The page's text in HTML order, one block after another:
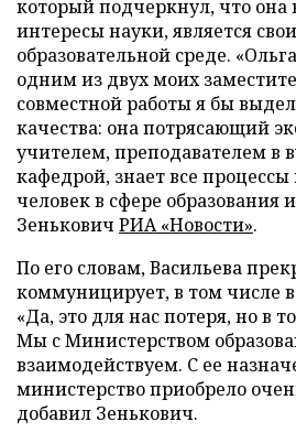
который подчеркнул, что она
интересы науки, является
образовательной среде.
одним из двух моих
совместной работы я бы
качества: она потрясающий
учителем, преподавателем в
кафедрой, знает все
человек в сфере образования
Зенькович РИА «Новости».
По его словам, Васильева
коммуницирует, в том числе в
«Да, это для нас потеря, но в
Мы с Министерством
взаимодействуем. С ее
министерство приобрело
добавил Зенькович.